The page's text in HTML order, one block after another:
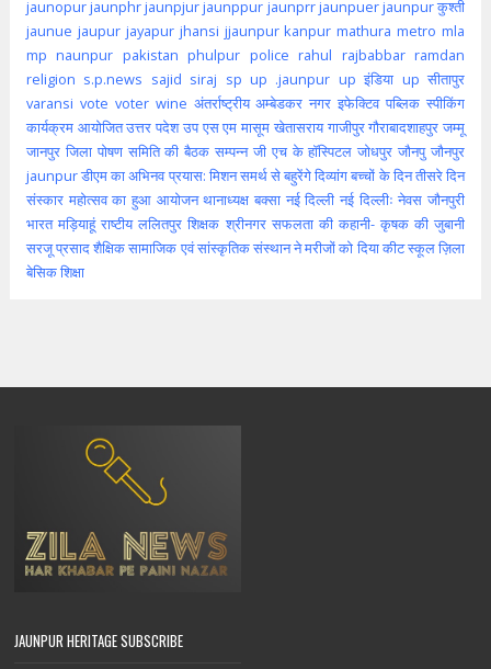
jaunopurjaunphrjaunpjurjaunppur jaunprrjaunpuerjaunpur कुश्ती
jaunue jaupur jayapur jhansi jjaunpur kanpur mathura metro mla
mp naunpur pakistan phulpur police rahul rajbabbar ramdan
religion s.p.news sajid siraj sp up .jaunpur up इंडिया up सीतापुर
varansi vote voter wine अंतर्राष्ट्रीय अम्बेडकर नगर इफेक्टिव पब्लिक स्पीकिंग
कार्यक्रम आयोजित उत्तर पदेश उप एस एम मासूम खेतासराय गाजीपुर गौराबादशाहपुर जम्मू
जानपुर जिला पोषण समिति की बैठक सम्पन्न जी एच के हॉस्पिटल जोधपुर जौनपु जौनपुर
jaunpurडीएम का अभिनव प्रयास: मिशन समर्थ से बहुरेंगे दिव्यांग बच्चों के दिनतीसरे दिन
संस्कार महोत्सव का हुआ आयोजन थानाध्यक्ष बक्सा नई दिल्ली नई दिल्लीः नेवस जौनपुरी
भारत मड़ियाहूं राष्टीय ललितपुर शिक्षक श्रीनगर सफलता की कहानी- कृषक की जुबानी
सरजू प्रसाद शैक्षिकसामाजिक एवं सांस्कृतिक संस्थान ने मरीजों को दिया कीटस्कूलज़िला
बेसिक शिक्षा
JAUNPUR HERITAGE SUBSCRIBE